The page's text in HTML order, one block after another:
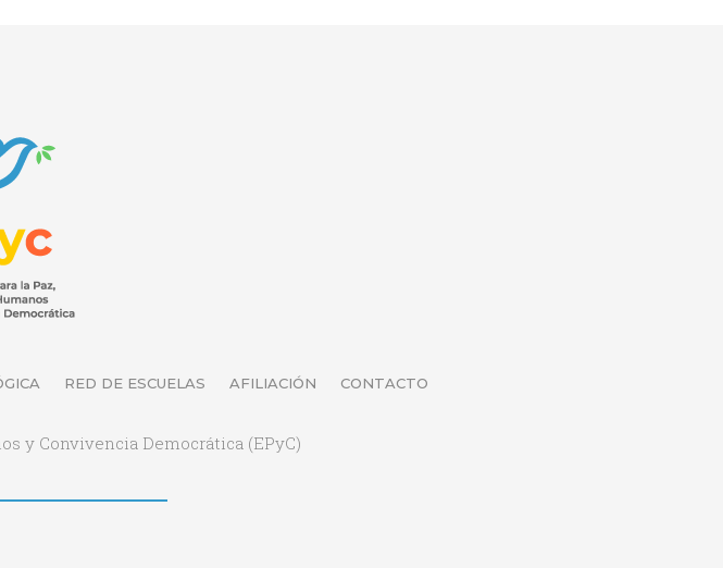
RED DE ESCUELAS AFILIACIÓN CONTACTO
y Convivencia Democrática (EPyC)